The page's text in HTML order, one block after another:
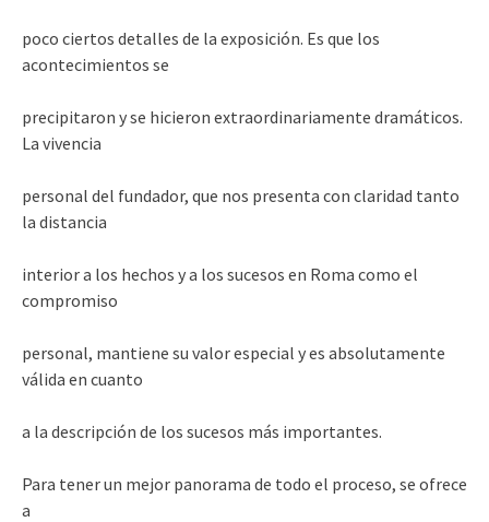
poco ciertos detalles de la exposición. Es que los
acontecimientos se
precipitaron y se hicieron extraordinariamente dramáticos.
La vivencia
personal del fundador, que nos presenta con claridad tanto
la distancia
interior a los hechos y a los sucesos en Roma como el
compromiso
personal, mantiene su valor especial y es absolutamente
válida en cuanto
a la descripción de los sucesos más importantes.
Para tener un mejor panorama de todo el proceso, se ofrece
a